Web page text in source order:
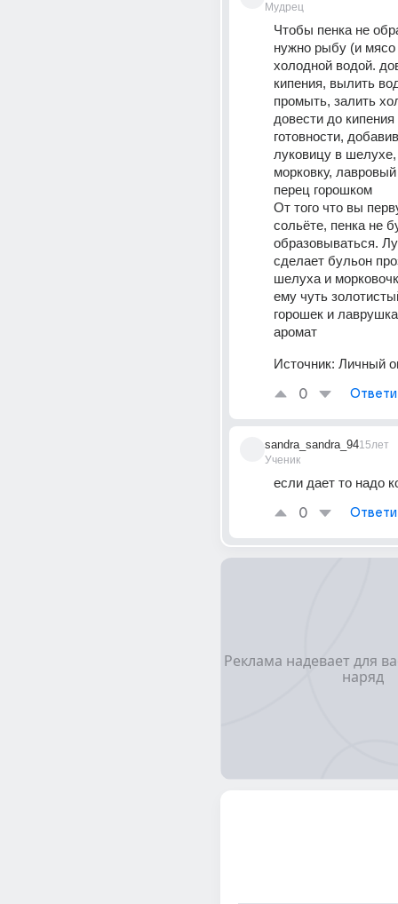
Мудрец
Чтобы пенка не
нужно рыбу (и мясо
холодной водой.
кипения, вылить
промыть, залить
довести до
готовности,
луковицу в
морковку,
перец горошком
От того что вы
сольёте, пенка не
образовываться.
сделает бульон
шелуха и
ему чуть
горошек и
аромат
Источник: Личный
0
sandra_sandra_94
Ученик
15лет
если дает то надо
0